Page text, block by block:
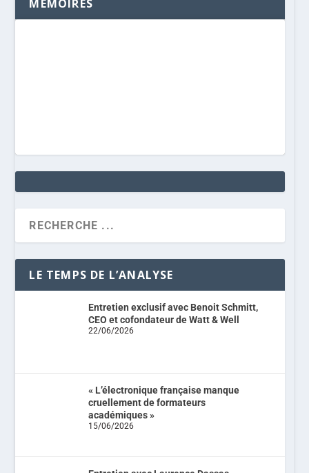
MÉMOIRES
LE TEMPS DE L’ANALYSE
Entretien exclusif avec Benoit Schmitt,
CEO et cofondateur de Watt & Well
22/06/2026
« L’électronique française manque
cruellement de formateurs
académiques »
15/06/2026